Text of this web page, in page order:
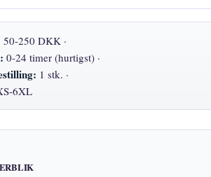
50-250 DKK ·
0-24 timer (hurtigst) ·
1 stk. ·
6XL